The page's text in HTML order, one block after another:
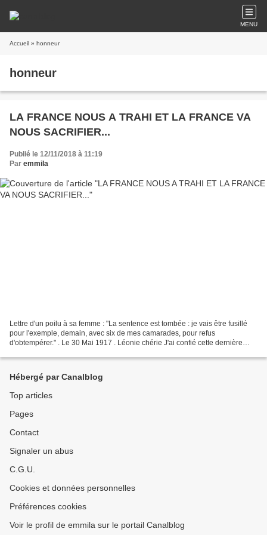
MENU
Accueil » honneur
honneur
LA FRANCE NOUS A TRAHI ET LA FRANCE VA
NOUS SACRIFIER...
Publié le 12/11/2018 à 11:19
Par emmila
Lettre d'un poilu à sa femme : "La sentence est tombée : je vais être fusillé
pour l'exemple, demain, avec six de mes camarades, pour refus
d'obtempérer." . Le 30 Mai 1917 . Léonie chérie J'ai confié cette dernière
Hébergé par Canalblog
Top articles
Pages
Contact
Signaler un abus
C.G.U.
Cookies et données personnelles
Préférences cookies
Voir le profil de emmila sur le portail Canalblog